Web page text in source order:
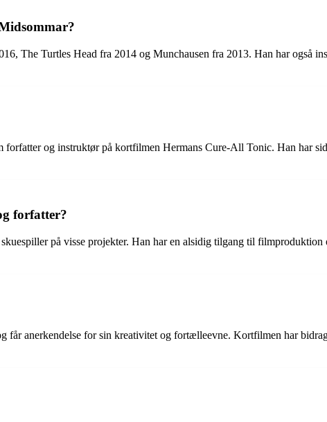
The Turtles Head fra 2014 og Munchausen fra 2013. Han har også
og instruktør på kortfilmen Hermans Cure-All Tonic. Han har
forfatter?
på visse projekter. Han har en alsidig tilgang til
anerkendelse for sin kreativitet og fortælleevne. Kortfilmen har